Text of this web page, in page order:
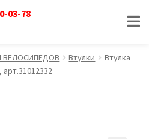
03-78
ВЕЛОСИПЕДОВ Втулки
Втулка
арт.31012332